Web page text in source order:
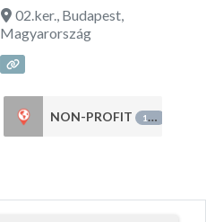
02.ker., Budapest,
Magyarország
NON-PROFIT 151